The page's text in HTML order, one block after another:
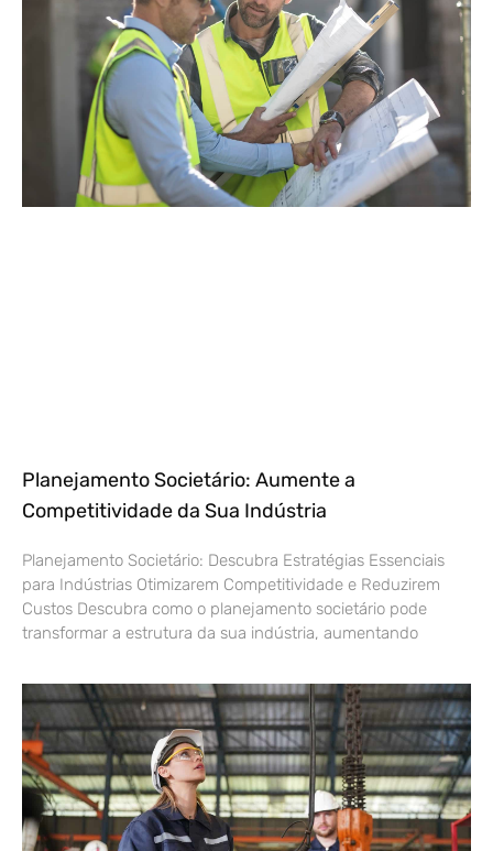
Planejamento Societário: Aumente a
Competitividade da Sua Indústria
Planejamento Societário: Descubra Estratégias Essenciais
para Indústrias Otimizarem Competitividade e Reduzirem
Custos Descubra como o planejamento societário pode
transformar a estrutura da sua indústria, aumentando